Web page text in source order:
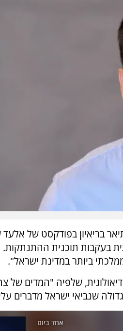
בריאיון בפודקסט של
בעקבות תוכנית ההתנתקות.
ביותר במדינת ישראל".
שלפיה "המדים של
שנביאי ישראל מדברים